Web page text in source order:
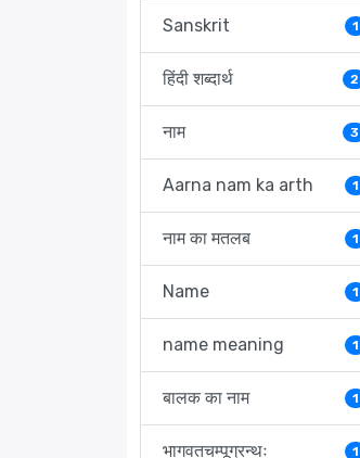
Sanskrit 1
हिंदी शब्दार्थ 2
नाम 3
Aarna nam ka arth 1
नाम का मतलब 1
Name 1
name meaning 1
बालक का नाम 1
भागवतचम्पूग्रन्थः 1